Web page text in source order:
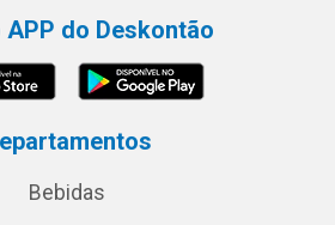
APP do Deskontão
Bebidas